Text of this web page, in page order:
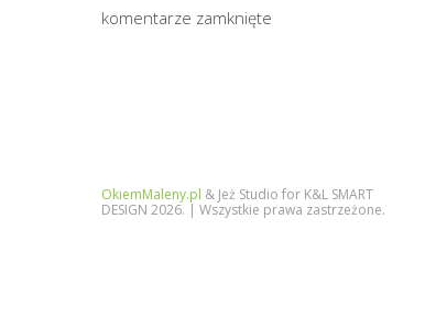
komentarze zamknięte
OkiemMaleny.pl & Jeż Studio for K&L SMART
DESIGN 2026. | Wszystkie prawa zastrzeżone.